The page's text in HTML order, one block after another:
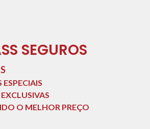
SEGUROS
O MELHOR PREÇO